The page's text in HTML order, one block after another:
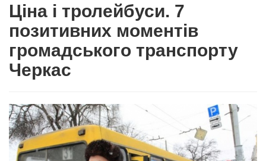
Ціна і тролейбуси. 7
позитивних моментів
громадського транспорту
Черкас